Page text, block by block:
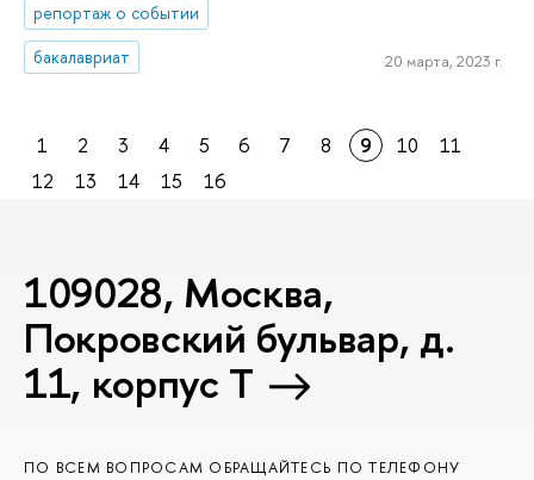
репортаж о событии
бакалавриат
20 марта, 2023 г.
1 2 3 4 5 6 7 8 9 10
11
12
13 14 15 16
109028, Москва,
Покровский бульвар, д.
11, корпус T
ПО ВСЕМ ВОПРОСАМ ОБРАЩАЙТЕСЬ ПО ТЕЛЕФОНУ